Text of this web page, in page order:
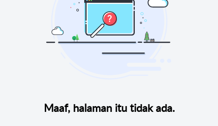
Maaf, halaman itu tidak ada.